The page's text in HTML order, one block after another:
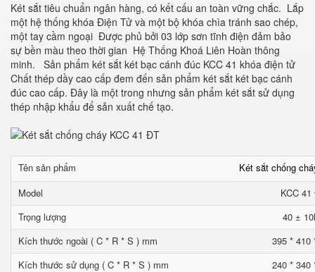
Két sắt tiêu chuẩn ngân hàng, có kết cấu an toàn vững chắc. Lắp
một hệ thống khóa Điện Tử và một bộ khóa chìa tránh sao chép,
một tay cầm ngoại Được phủ bởi 03 lớp sơn tĩnh điện đảm bảo
sự bền màu theo thời gian Hệ Thống Khoá Liên Hoàn thông
minh. Sản phẩm két sắt két bạc cánh đúc KCC 41 khóa điện tử
Chất thép dầy cao cấp đem đến sản phẩm két sắt két bạc cánh
đúc cao cấp. Đây là một trong nhưng sản phẩm két sắt sử dụng
thép nhập khẩu để sản xuất chế tạo.
Tên sản phẩm
Két sắt chống
Model
KCC
Trọng lượng
40 ±
Kích thước ngoài ( C * R * S ) mm
395 * 410
Kích thước sử dụng ( C * R * S ) mm
240 * 340